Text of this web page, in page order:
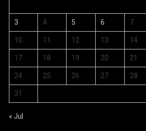
3 4 5 6 7
10 11 12 13 14
17 18 19 20 21
24 25 26 27 28
31
« Jul